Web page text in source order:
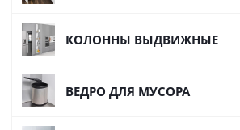
КОЛОННЫ ВЫДВИЖНЫЕ
ВЕДРО ДЛЯ МУСОРА